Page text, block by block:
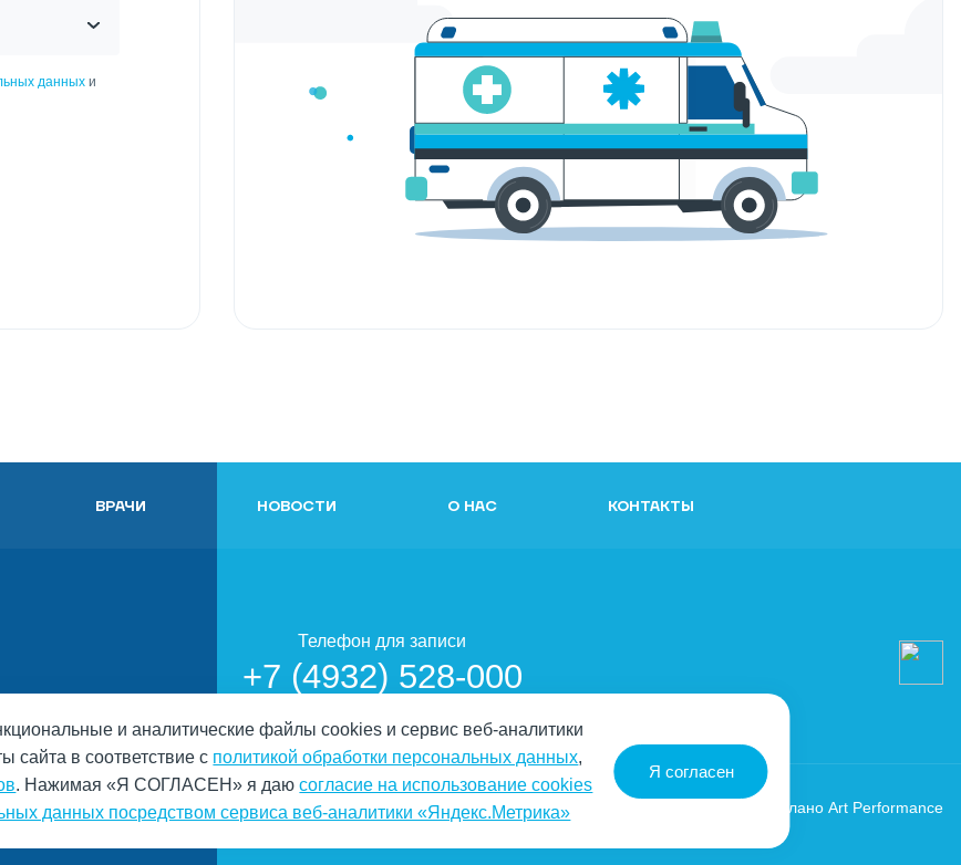
данныхи
ВРАЧИ НОВОСТИ О НАС КОНТАКТЫ
Телефон для записи
+7 (4932) 528-000
данных
Сделано Аrt Performance
и аналитические файлы cookies и сервис веб-аналитики
сайта в соответствие с политикой обработки персональных данных,
. Нажимая «Я СОГЛАСЕН» я даюсогласие на использование cookies
данных посредством сервиса веб-аналитики «Яндекс.Метрика»
Я согласен